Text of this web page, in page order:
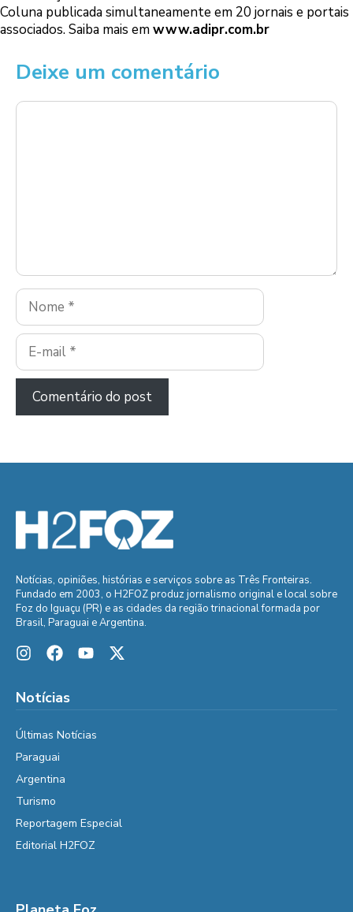
Coluna publicada simultaneamente em 20 jornais e portais
associados. Saiba mais emwww.adipr.com.br
Deixe um comentário
Comentário
Nome
E-
mail
Notícias, opiniões, histórias e serviços sobre as Três Fronteiras.
Fundado em 2003, o H2FOZ produz jornalismo original e local sobre
Foz do Iguaçu (PR) e as cidades da região trinacional formada por
Brasil, Paraguai e Argentina.
Notícias
Últimas Notícias
Paraguai
Argentina
Turismo
Reportagem Especial
Editorial H2FOZ